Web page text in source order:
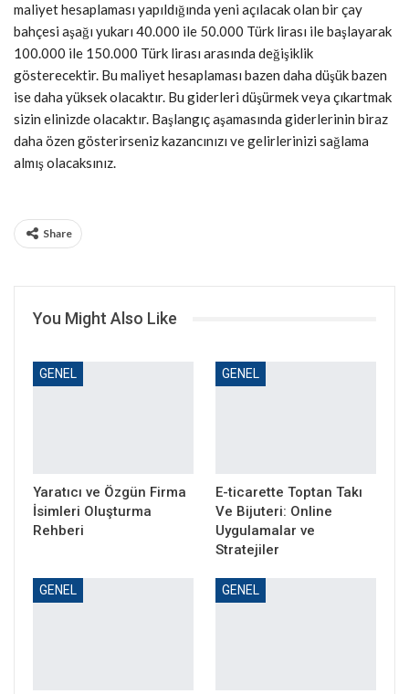
maliyet hesaplaması yapıldığında yeni açılacak olan bir çay
bahçesi aşağı yukarı 40.000 ile 50.000 Türk lirası ile başlayarak
100.000 ile 150.000 Türk lirası arasında değişiklik
gösterecektir. Bu maliyet hesaplaması bazen daha düşük bazen
ise daha yüksek olacaktır. Bu giderleri düşürmek veya çıkartmak
sizin elinizde olacaktır. Başlangıç aşamasında giderlerinin biraz
daha özen gösterirseniz kazancınızı ve gelirlerinizi sağlama
almış olacaksınız.
Share
You Might Also Like
GENEL
Yaratıcı ve Özgün Firma
İsimleri Oluşturma
Rehberi
GENEL
E-ticarette Toptan Takı
Ve Bijuteri: Online
Uygulamalar ve
Stratejiler
GENEL GENEL